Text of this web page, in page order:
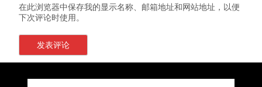
在此浏览器中保存我的显示名称、邮箱地址和网站地址，以便
下次评论时使用。